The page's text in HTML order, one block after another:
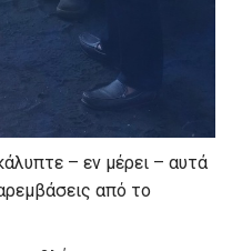
– εν μέρει – αυτά
από το